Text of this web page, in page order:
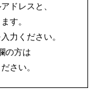
ドレスと、
す。
力ください。
の方は
さい。